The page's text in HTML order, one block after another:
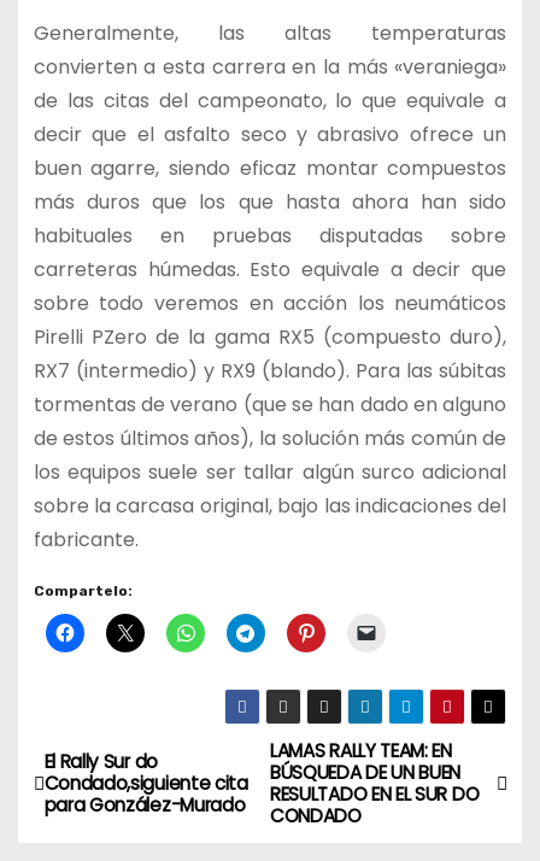
Generalmente, las altas temperaturas
convierten a esta carrera en la más «veraniega»
de las citas del campeonato, lo que equivale a
decir que el asfalto seco y abrasivo ofrece un
buen agarre, siendo eficaz montar compuestos
más duros que los que hasta ahora han sido
habituales en pruebas disputadas sobre
carreteras húmedas. Esto equivale a decir que
sobre todo veremos en acción los neumáticos
Pirelli PZero de la gama RX5 (compuesto duro),
RX7 (intermedio) y RX9 (blando). Para las súbitas
tormentas de verano (que se han dado en alguno
de estos últimos años), la solución más común de
los equipos suele ser tallar algún surco adicional
sobre la carcasa original, bajo las indicaciones del
fabricante.
Compartelo:
N
a
LAMAS RALLY TEAM: EN
BÚSQUEDA DE UN BUEN
RESULTADO EN EL SUR DO
CONDADO
El Rally Sur do
Condado,siguiente cita
para González-Murado